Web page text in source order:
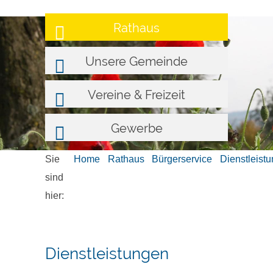
Rathaus
Unsere Gemeinde
Vereine & Freizeit
Gewerbe
Sie
sind
hier:
Home Rathaus Bürgerservice
Dienstleistungen